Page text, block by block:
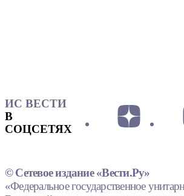
ИС ВЕСТИ
В
СОЦСЕТЯХ
© Сетевое издание «Вести.Ру»
«Федеральное государственное